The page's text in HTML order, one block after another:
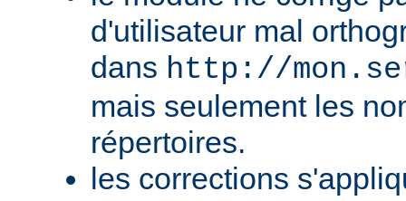
d'utilisateur mal
dans http://
mais seulement les
répertoires.
les corrections